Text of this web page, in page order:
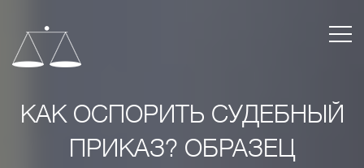
КАК ОСПОРИТЬ СУДЕБНЫЙ
ПРИКАЗ? ОБРАЗЕЦ